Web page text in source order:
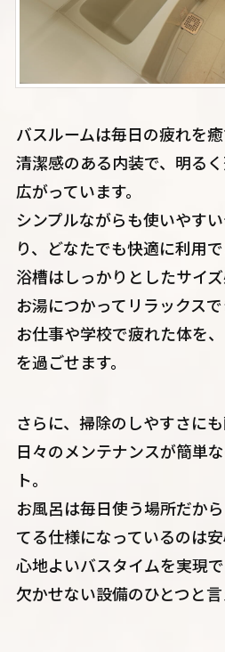
バスルームは毎日の疲れを癒
清潔感のある内装で、明る
広がっています。
シンプルながらも使いやす
り、どなたでも快適に利用で
浴槽はしっかりとしたサイ
お湯につかってリラックスで
お仕事や学校で疲れた体を
を過ごせます。
さらに、掃除のしやすさにも
日々のメンテナンスが簡単
ト。
お風呂は毎日使う場所だか
てる仕様になっているのは安
心地よいバスタイムを実現
欠かせない設備のひとつと言